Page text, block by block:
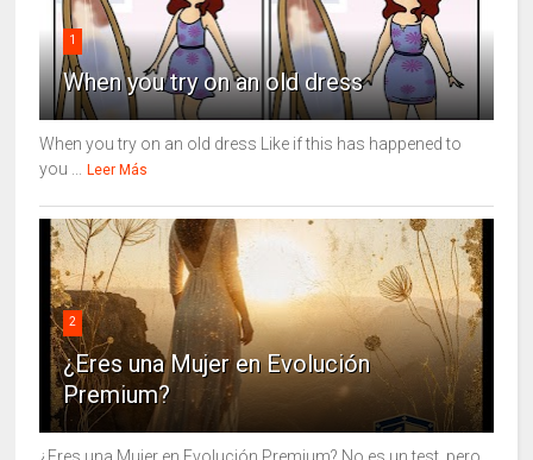
1
When you try on an old dress
When you try on an old dress Like if this has happened to
you ...
Leer Más
2
¿Eres una Mujer en Evolución
Premium?
¿Eres una Mujer en Evolución Premium? No es un test, pero…